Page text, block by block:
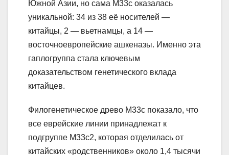
Южной Азии, но сама M33c оказалась
уникальной: 34 из 38 её носителей —
китайцы, 2 — вьетнамцы, а 14 —
восточноевропейские ашкеназы. Именно эта
гаплогруппа стала ключевым
доказательством генетического вклада
китайцев.
Филогенетическое древо M33c показало, что
все еврейские линии принадлежат к
подгруппе M33c2, которая отделилась от
китайских «родственников» около 1,4 тысячи